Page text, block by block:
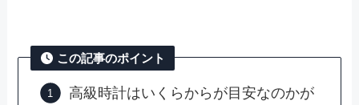
この記事のポイント
高級時計はいくらからが目安なのかが